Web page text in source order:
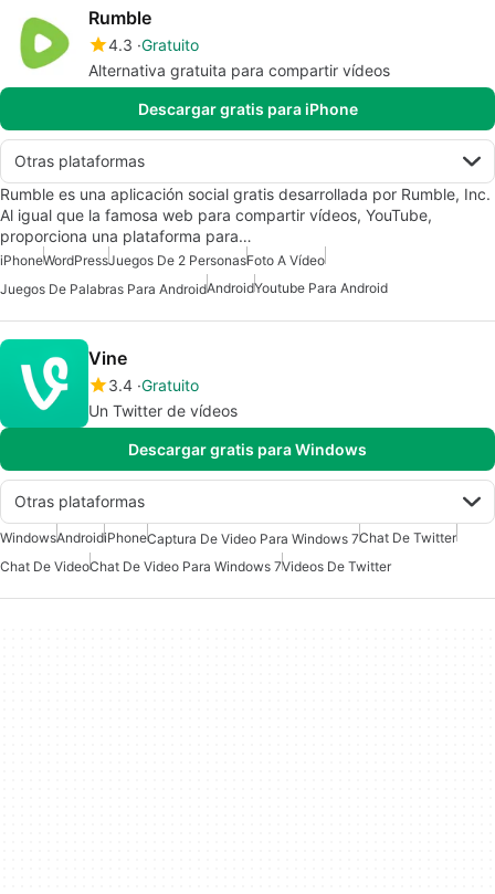
Rumble
4.3 Gratuito
Alternativa gratuita para compartir vídeos
Descargar gratis para iPhone
Otras plataformas
Rumble es una aplicación social gratis desarrollada por Rumble, Inc.
Al igual que la famosa web para compartir vídeos, YouTube,
proporciona una plataforma para…
iPhoneWordPressJuegos De 2 PersonasFoto A Vídeo
Juegos De Palabras Para AndroidAndroidYoutube Para Android
Vine
3.4 Gratuito
Un Twitter de vídeos
Descargar gratis para Windows
Otras plataformas
WindowsAndroidiPhoneCaptura De Video Para Windows 7Chat De Twitter
Chat De VideoChat De Video Para Windows 7Videos De Twitter